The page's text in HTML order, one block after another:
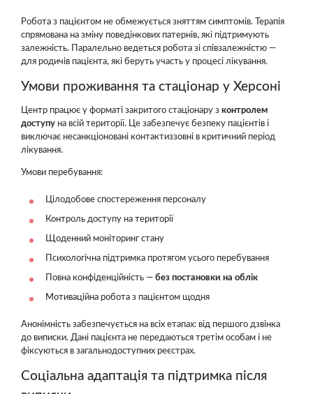
Робота з пацієнтом не обмежується зняттям симптомів. Терапія
спрямована на зміну поведінкових патернів, які підтримують
залежність. Паралельно ведеться робота зі співзалежністю —
для родичів пацієнта, які беруть участь у процесі лікування.
Умови проживання та стаціонар у Херсоні
Центр працює у форматі закритого стаціонару з контролем
доступу на всій території. Це забезпечує безпеку пацієнтів і
виключає несанкціоновані контактиззовні в критичний період
лікування.
Умови перебування:
Цілодобове спостереження персоналу
Контроль доступу на території
Щоденний моніторинг стану
Психологічна підтримка протягом усього перебування
Повна конфіденційність — без постановки на облік
Мотиваційна робота з пацієнтом щодня
Анонімність забезпечується на всіх етапах: від першого дзвінка
до виписки. Дані пацієнта не передаються третім особам і не
фіксуються в загальнодоступних реєстрах.
Соціальна адаптація та підтримка після